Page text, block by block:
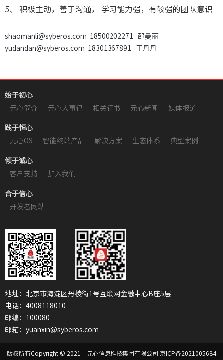
5、 积极主动，善于沟通， 学习能力强，有较强的团队意识
shaomanli@syberos.com 18500202271 邵曼丽
yudandan@syberos.com 18301367891 于丹丹
始于初心
元心简介
元心大事记 相关证书 元心新闻 媒体报道
践于恒心
元心OS
智能终端产品 解决方案 生态体系 典型案例
倾于诚心
客户支持
加入我们
合于信心
开发者网站
地址：北京市海淀区丹棱街1号互联网金融中心B座5层
电话：4008118010
邮编：100080
邮箱：yuanxin@syberos.com
版权所有Copyright © 2021 元心信息科技集团有限公司 京ICP备2021005684